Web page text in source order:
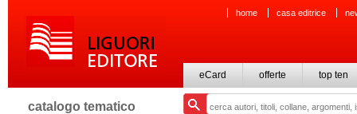
home casa editrice
eCard offerte top ten
catalogo tematico